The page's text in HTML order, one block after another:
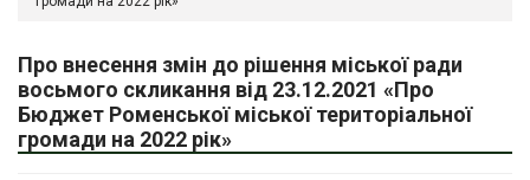
Про внесення змін до рішення міської ради
восьмого скликання від 23.12.2021 «Про
Бюджет Роменської міської територіальної
громади на 2022 рік»